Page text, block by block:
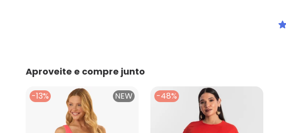
Aproveite e compre junto
-13% NEW -48%